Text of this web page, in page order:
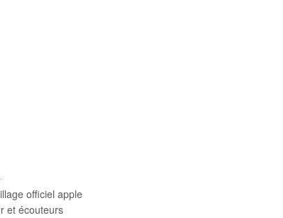
officiel apple
et écouteurs